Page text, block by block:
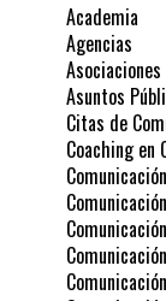
Academia
Agencias
Asuntos
Citas de
Coaching en